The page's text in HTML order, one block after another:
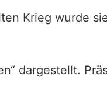
Krieg wurde
dargestellt.